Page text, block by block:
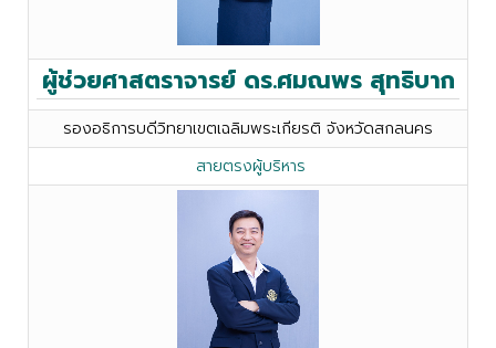
ผู้ช่วยศาสตราจารย์ ดร.ศมณพร สุทธิบาก
รองอธิการบดีวิทยาเขตเฉลิมพระเกียรติ จังหวัดสกลนคร
สายตรงผู้บริหาร